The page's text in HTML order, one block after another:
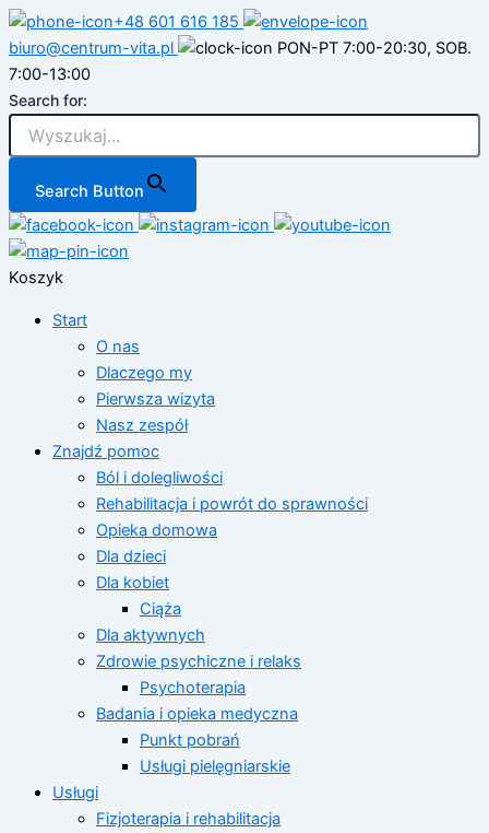
Przejdź
do
treści
+48 601 616 185
biuro@centrum-vita.pl
PON-PT 7:00-20:30, SOB.
7:00-13:00
Search for:
Search Button
Koszyk
Start
O nas
Dlaczego my
Pierwsza wizyta
Nasz zespół
Znajdź pomoc
Ból i dolegliwości
Rehabilitacja i powrót do sprawności
Opieka domowa
Dla dzieci
Dla kobiet
Ciąża
Dla aktywnych
Zdrowie psychiczne i relaks
Psychoterapia
Badania i opieka medyczna
Punkt pobrań
Usługi pielęgniarskie
Usługi
Fizjoterapia i rehabilitacja